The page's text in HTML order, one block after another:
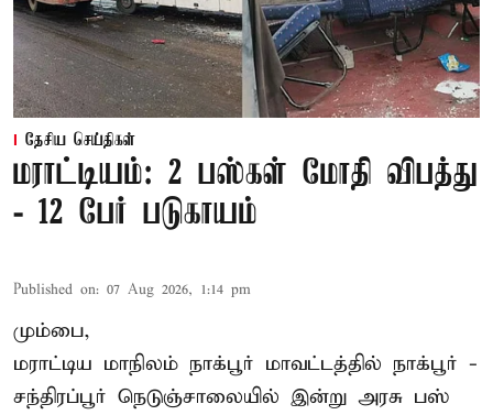
தேசிய செய்திகள்
மராட்டியம்: 2 பஸ்கள் மோதி விபத்து
- 12 பேர் படுகாயம்
Published on: 07 Aug 2026, 1:14 pm
மும்பை,
மராட்டிய மாநிலம் நாக்பூர் மாவட்டத்தில் நாக்பூர் -
சந்திரப்பூர் நெடுஞ்சாலையில் இன்று அரசு பஸ்